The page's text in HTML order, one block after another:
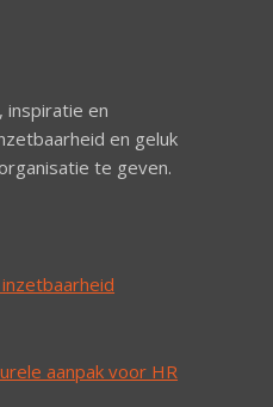
inspiratie en
en geluk
te geven.
aanpak voor HR